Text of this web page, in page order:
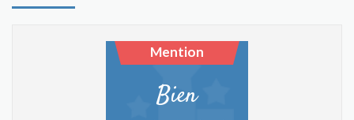
Mention
Bien